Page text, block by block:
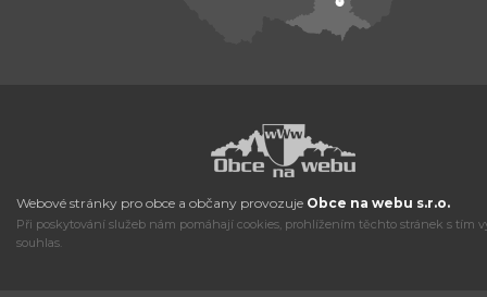
Webové stránky pro obce a občany provozuje Obce na webu s.r.o.
Při poskytování služeb nám pomáhají cookies, prohlížením těchto stránek s tím
souhlas.